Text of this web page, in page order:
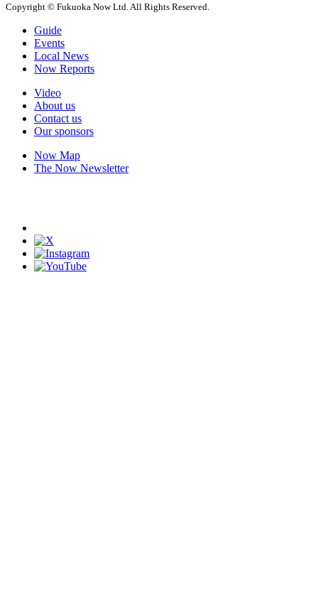
Copyright © Fukuoka Now Ltd. All Rights Reserved.
Guide
Events
Local News
Now Reports
Video
About us
Contact us
Our sponsors
Now Map
The Now Newsletter